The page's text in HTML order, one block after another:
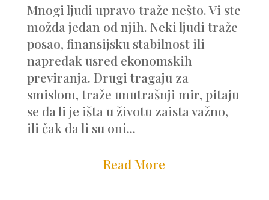
Mnogi ljudi upravo traže nešto. Vi ste
možda jedan od njih. Neki ljudi traže
posao, finansijsku stabilnost ili
napredak usred ekonomskih
previranja. Drugi tragaju za
smislom, traže unutrašnji mir, pitaju
se da li je išta u životu zaista važno,
ili čak da li su oni...
Read More